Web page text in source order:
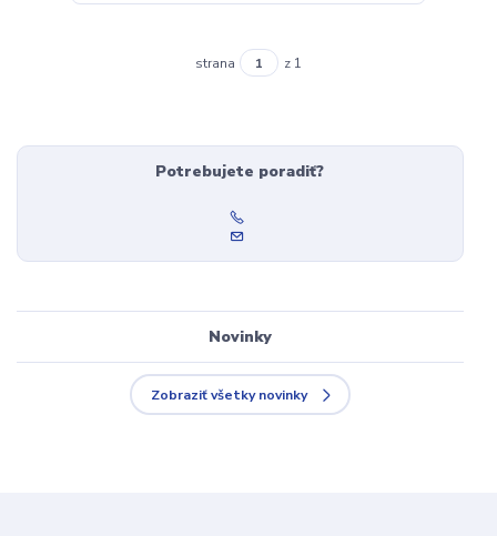
strana z 1
Potrebujete poradiť?
Novinky
Zobraziť všetky novinky